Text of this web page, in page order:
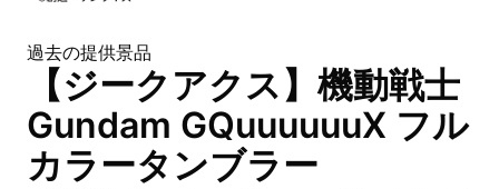
過去の提供景品
【ジークアクス】機動戦士
Gundam GQuuuuuuX フル
カラータンブラー